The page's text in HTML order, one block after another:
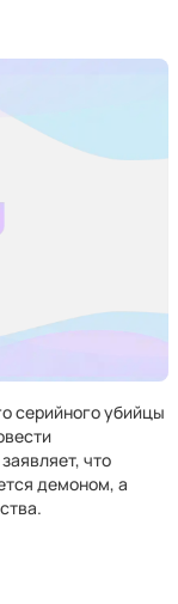
серийного убийцы
что
демоном, а